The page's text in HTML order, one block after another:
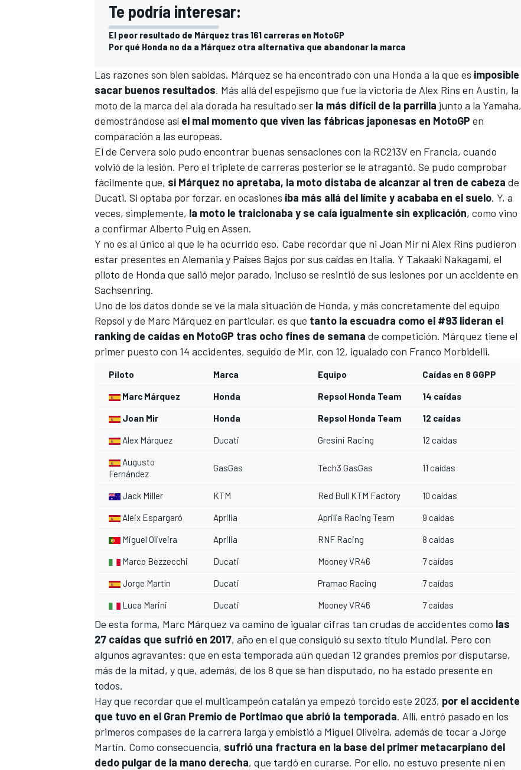
MÁS CATEGORÍAS
Te podría interesar:
El peor resultado de Márquez tras 161 carreras en MotoGP
Por qué Honda no da a Márquez otra alternativa que abandonar la marca
Las razones son bien sabidas. Márquez se ha encontrado con una Honda a la que es imposible
sacar buenos resultados. Más allá del espejismo que fue la victoria de Alex Rins en Austin, la
moto de la marca del ala dorada ha resultado ser la más difícil de la parrilla junto a la Yamaha,
demostrándose así el mal momento que viven las fábricas japonesas en MotoGP en
comparación a las europeas.
El de Cervera solo pudo encontrar buenas sensaciones con la RC213V en Francia, cuando
volvió de la lesión. Pero el triplete de carreras posterior se le atragantó. Se pudo comprobar
fácilmente que, si Márquez no apretaba, la moto distaba de alcanzar al tren de cabeza de
Ducati. Si optaba por forzar, en ocasiones iba más allá del límite y acababa en el suelo. Y, a
veces, simplemente, la moto le traicionaba y se caía igualmente sin explicación, como vino
a confirmar Alberto Puig en Assen.
Y no es al único al que le ha ocurrido eso. Cabe recordar que ni Joan Mir ni Alex Rins pudieron
estar presentes en Alemania y Países Bajos por sus caídas en Italia. Y Takaaki Nakagami, el
piloto de Honda que salió mejor parado, incluso se resintió de sus lesiones por un accidente en
Sachsenring.
Uno de los datos donde se ve la mala situación de Honda, y más concretamente del equipo
Repsol y de Marc Márquez en particular, es que tanto la escuadra como el #93 lideran el
ranking de caídas en MotoGP tras ocho fines de semana de competición. Márquez tiene el
primer puesto con 14 accidentes, seguido de Mir, con 12, igualado con Franco Morbidelli.
Piloto Marca Equipo Caídas en 8 GGPP
Marc Márquez Honda Repsol Honda Team 14 caídas
Joan Mir Honda Repsol Honda Team 12 caídas
Alex Márquez Ducati Gresini Racing 12 caídas
Augusto
Fernández
GasGas Tech3 GasGas 11 caídas
Jack Miller KTM Red Bull KTM Factory 10 caídas
Aleix Espargaró Aprilia Aprilia Racing Team 9 caídas
Miguel Oliveira Aprilia RNF Racing 8 caídas
Marco Bezzecchi Ducati Mooney VR46 7 caídas
Jorge Martín Ducati Pramac Racing 7 caídas
Luca Marini Ducati Mooney VR46 7 caídas
De esta forma, Marc Márquez va camino de igualar cifras tan crudas de accidentes como las
27 caídas que sufrió en 2017, año en el que consiguió su sexto título Mundial. Pero con
algunos agravantes: que en esta temporada aún quedan 12 grandes premios por disputarse,
más de la mitad, y que, además, de los 8 que se han disputado, no ha estado presente en
todos.
Hay que recordar que el multicampeón catalán ya empezó torcido este 2023, por el accidente
que tuvo en el Gran Premio de Portimao que abrió la temporada. Allí, entró pasado en los
primeros compases de la carrera larga y embistió a Miguel Oliveira, además de tocar a Jorge
Martín. Como consecuencia, sufrió una fractura en la base del primer metacarpiano del
dedo pulgar de la mano derecha, que tardó en curarse. Por ello, no estuvo presente ni en